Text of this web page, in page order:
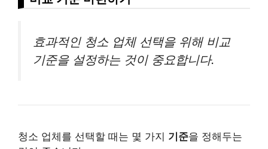
효과적인 청소 업체 선택을 위해 비교
기준을 설정하는 것이 중요합니다.
청소 업체를 선택할 때는 몇 가지 기준을 정해두는